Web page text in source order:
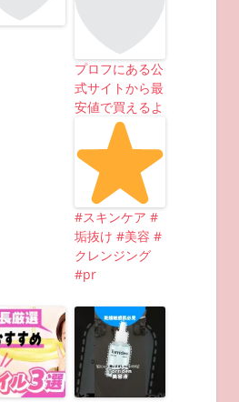
プロフにある公
式サイトから最
安値で買えるよ
#スキンケア #
垢抜け #美容 #
クレンジング
#pr